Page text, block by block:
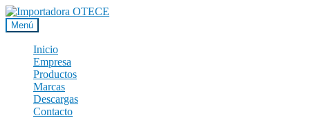
Ir
a
la
navegación
Ir
al
contenido
Menú
Inicio
Empresa
Productos
Marcas
Descargas
Contacto